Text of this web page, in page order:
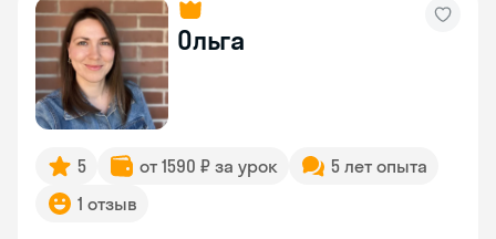
Ольга
5 от 1590 ₽ за урок
5 лет опыта
1 отзыв